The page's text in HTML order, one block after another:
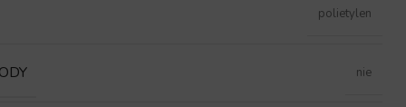
polietylen
nie